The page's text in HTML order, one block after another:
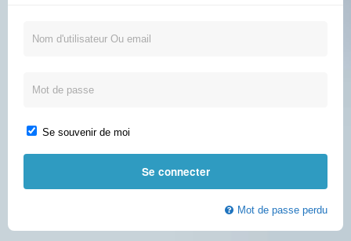
Se souvenir de moi
Mot de passe perdu